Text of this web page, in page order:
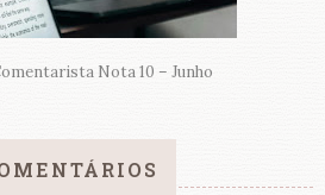
Nota 10 – Junho